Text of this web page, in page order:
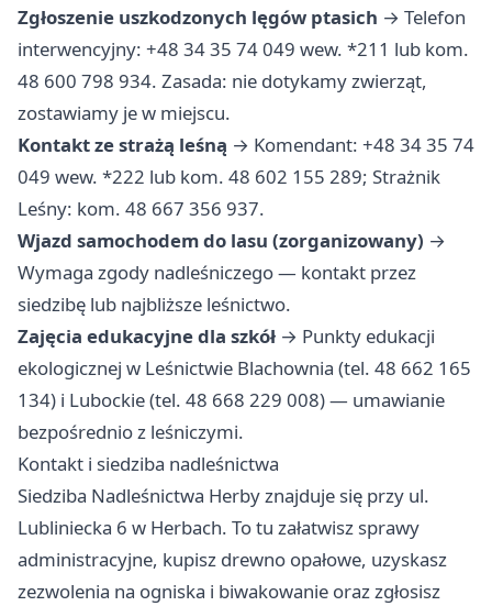
Zgłoszenie uszkodzonych lęgów ptasich → Telefon
interwencyjny: +48 34 35 74 049 wew. *211 lub kom.
48 600 798 934. Zasada: nie dotykamy zwierząt,
zostawiamy je w miejscu.
Kontakt ze strażą leśną → Komendant: +48 34 35 74
049 wew. *222 lub kom. 48 602 155 289; Strażnik
Leśny: kom. 48 667 356 937.
Wjazd samochodem do lasu (zorganizowany) →
Wymaga zgody nadleśniczego — kontakt przez
siedzibę lub najbliższe leśnictwo.
Zajęcia edukacyjne dla szkół → Punkty edukacji
ekologicznej w Leśnictwie Blachownia (tel. 48 662 165
134) i Lubockie (tel. 48 668 229 008) — umawianie
bezpośrednio z leśniczymi.
Kontakt i siedziba nadleśnictwa
Siedziba Nadleśnictwa Herby znajduje się przy ul.
Lubliniecka 6 w Herbach. To tu załatwisz sprawy
administracyjne, kupisz drewno opałowe, uzyskasz
zezwolenia na ogniska i biwakowanie oraz zgłosisz